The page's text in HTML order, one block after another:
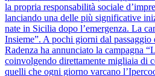
la propria responsabilità sociale
lanciando una delle più significative
nate in Sicilia dopo l’emergenza. La
Insieme”. A pochi giorni dal
Radenza ha annunciato la campagna
coinvolgendo direttamente migliaia di
quelli che ogni giorno varcano